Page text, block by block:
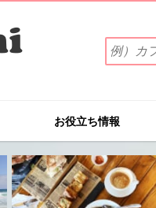
索
ワ
を
入
力
(例）
カ
お役立ち情報